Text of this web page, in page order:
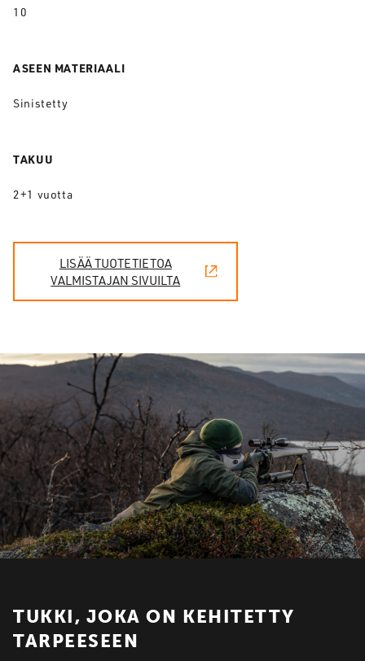
10
ASEEN MATERIAALI
Sinistetty
TAKUU
2+1 vuotta
LISÄÄ TUOTETIETOA
VALMISTAJAN SIVUILTA
TUKKI, JOKA ON KEHITETTY
TARPEESEEN